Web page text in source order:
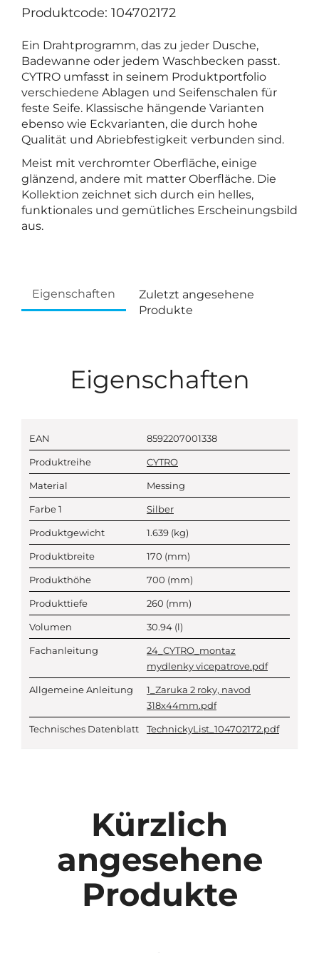
Produktcode: 104702172
Ein Drahtprogramm, das zu jeder Dusche,
Badewanne oder jedem Waschbecken passt.
CYTRO umfasst in seinem Produktportfolio
verschiedene Ablagen und Seifenschalen für
feste Seife. Klassische hängende Varianten
ebenso wie Eckvarianten, die durch hohe
Qualität und Abriebfestigkeit verbunden sind.
Meist mit verchromter Oberfläche, einige
glänzend, andere mit matter Oberfläche. Die
Kollektion zeichnet sich durch ein helles,
funktionales und gemütliches Erscheinungsbild
aus.
Eigenschaften
Zuletzt angesehene
Produkte
Eigenschaften
EAN 8592207001338
Produktreihe CYTRO
Material Messing
Farbe 1 Silber
Produktgewicht 1.639 (kg)
Produktbreite 170 (mm)
Produkthöhe 700 (mm)
Produkttiefe 260 (mm)
Volumen 30.94 (l)
Fachanleitung
24_CYTRO_montaz
mydlenky vicepatrove.pdf
Allgemeine Anleitung
1_Zaruka 2 roky, navod
318x44mm.pdf
Technisches Datenblatt TechnickyList_104702172.pdf
Kürzlich
angesehene
Produkte